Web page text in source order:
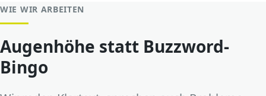
WIE WIR ARBEITEN
Augenhöhe statt Buzzword-
Bingo